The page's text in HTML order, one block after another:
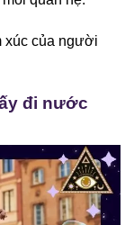
xúc của người
đi nước